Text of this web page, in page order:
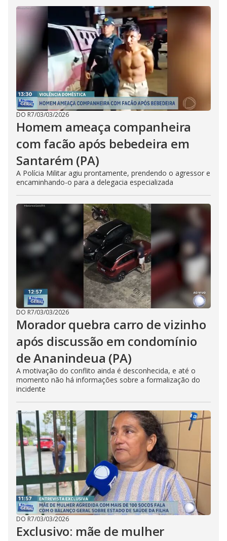
DO R7/03/03/2026
Homem ameaça companheira
com facão após bebedeira em
Santarém (PA)
A Polícia Militar agiu prontamente, prendendo o agressor e
encaminhando-o para a delegacia especializada
DO R7/03/03/2026
Morador quebra carro de vizinho
após discussão em condomínio
de Ananindeua (PA)
A motivação do conflito ainda é desconhecida, e até o
momento não há informações sobre a formalização do
incidente
DO R7/03/03/2026
Exclusivo: mãe de mulher